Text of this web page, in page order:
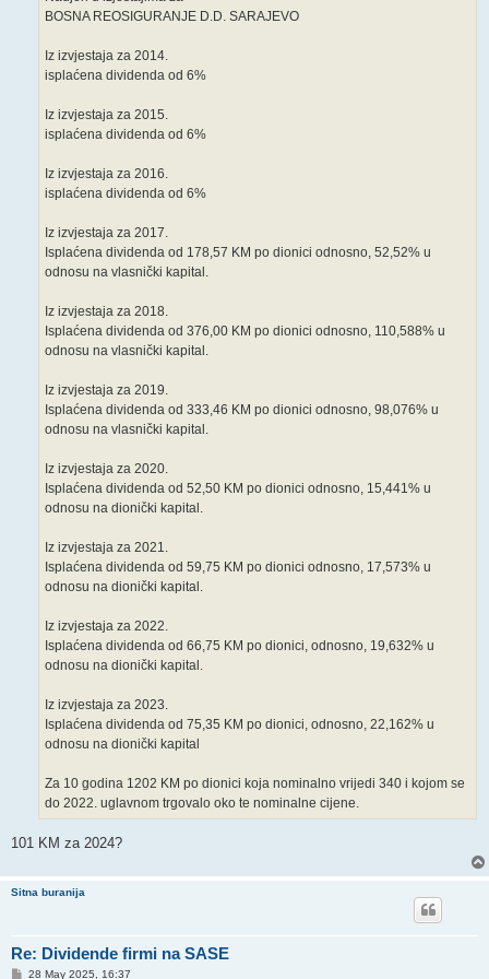
BOSNA REOSIGURANJE D.D. SARAJEVO
Iz izvjestaja za 2014.
isplaćena dividenda od 6%
Iz izvjestaja za 2015.
isplaćena dividenda od 6%
Iz izvjestaja za 2016.
isplaćena dividenda od 6%
Iz izvjestaja za 2017.
Isplaćena dividenda od 178,57 KM po dionici odnosno, 52,52% u
odnosu na vlasnički kapital.
Iz izvjestaja za 2018.
Isplaćena dividenda od 376,00 KM po dionici odnosno, 110,588% u
odnosu na vlasnički kapital.
Iz izvjestaja za 2019.
Isplaćena dividenda od 333,46 KM po dionici odnosno, 98,076% u
odnosu na vlasnički kapital.
Iz izvjestaja za 2020.
Isplaćena dividenda od 52,50 KM po dionici odnosno, 15,441% u
odnosu na dionički kapital.
Iz izvjestaja za 2021.
Isplaćena dividenda od 59,75 KM po dionici odnosno, 17,573% u
odnosu na dionički kapital.
Iz izvjestaja za 2022.
Isplaćena dividenda od 66,75 KM po dionici, odnosno, 19,632% u
odnosu na dionički kapital.
Iz izvjestaja za 2023.
Isplaćena dividenda od 75,35 KM po dionici, odnosno, 22,162% u
odnosu na dionički kapital
Za 10 godina 1202 KM po dionici koja nominalno vrijedi 340 i kojom se
do 2022. uglavnom trgovalo oko te nominalne cijene.
101 KM za 2024?
Sitna buranija
Re: Dividende firmi na SASE
P28 May 2025, 16:37